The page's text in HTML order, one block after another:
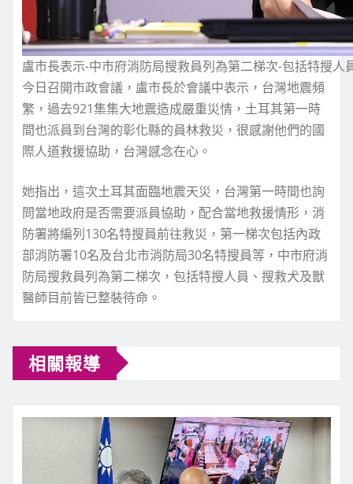
盧市長表示-中市府消防局搜救員列為第二梯次-包括特搜
今日召開市政會議，盧市長於會議中表示，台灣地震頻
繁，過去921集集大地震造成嚴重災情，土耳其第一時
間也派員到台灣的彰化縣的員林救災，很感謝他們的國
際人道救援協助，台灣感念在心。
她指出，這次土耳其面臨地震天災，台灣第一時間也詢
問當地政府是否需要派員協助，配合當地救援情形，消
防署將編列130名特搜員前往救災，第一梯次包括內政
部消防署10名及台北市消防局30名特搜員等，中市府消
防局搜救員列為第二梯次，包括特搜人員、搜救犬及獸
醫師目前皆已整裝待命。
相關報導